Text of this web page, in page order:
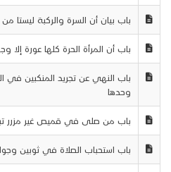
باب بيان أن السرة والركبة ليستا من
باب أن المرأة الحرة كلها عورة إلا
باب النهي عن تجريد المنكبين في
وحدها
باب من صلى في قميص غير مزرر
باب استحباب الصلاة في ثوبين